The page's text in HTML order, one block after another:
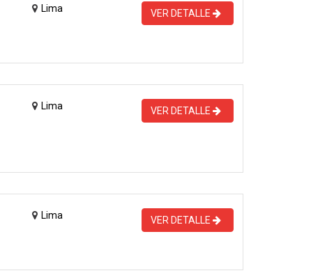
Lima VER DETALLE
Lima VER DETALLE
Lima VER DETALLE